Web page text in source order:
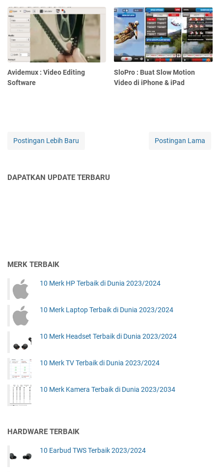
Avidemux : Video Editing
Software
SloPro : Buat Slow Motion
Video di iPhone & iPad
Postingan Lebih Baru Postingan Lama
DAPATKAN UPDATE TERBARU
MERK TERBAIK
10 Merk HP Terbaik di Dunia 2023/2024
10 Merk Laptop Terbaik di Dunia 2023/2024
10 Merk Headset Terbaik di Dunia 2023/2024
10 Merk TV Terbaik di Dunia 2023/2024
10 Merk Kamera Terbaik di Dunia 2023/2034
HARDWARE TERBAIK
10 Earbud TWS Terbaik 2023/2024